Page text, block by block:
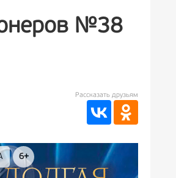
№38
Рассказать друзьям
РЕКЛАМА